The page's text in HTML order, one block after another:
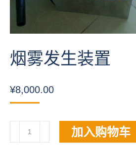
烟雾发生装置
¥8,000.00
加入购物车